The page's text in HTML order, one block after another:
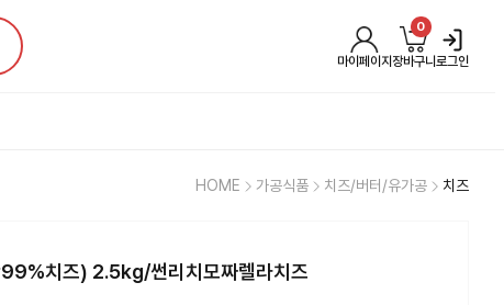
마이페이지장바구니
0
로그인
HOME 가공식품 치즈/버터/유가공 치즈
99%치즈) 2.5kg/썬리치모짜렐라치즈